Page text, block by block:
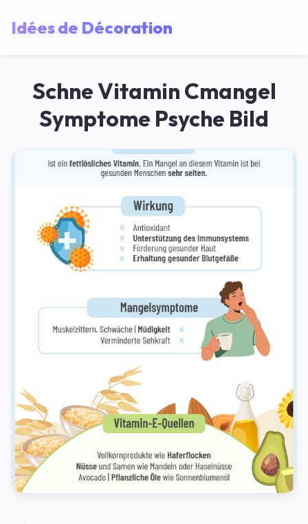
Idées de Décoration
Schne Vitamin Cmangel
Symptome Psyche Bild